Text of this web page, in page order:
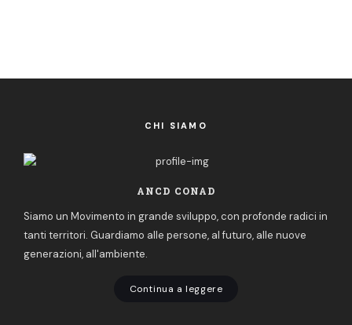
CHI SIAMO
ANCD CONAD
Siamo un Movimento in grande sviluppo, con profonde radici in
tanti territori. Guardiamo alle persone, al futuro, alle nuove
generazioni, all'ambiente.
Continua a leggere